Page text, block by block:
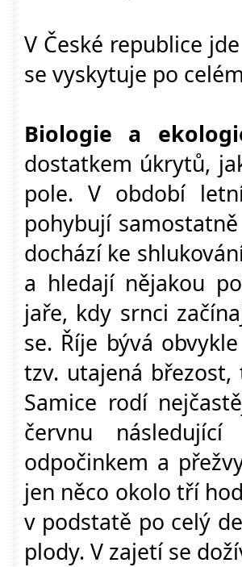
V České republice
se vyskytuje po
Biologie a
dostatkem úkrytů,
pole. V období
pohybují
dochází ke
a hledají nějakou
jaře, kdy srnci
se. Říje bývá
tzv. utajená
Samice rodí
červnu
odpočinkem a
jen něco okolo tří
v podstatě po celý
plody. V zajetí se